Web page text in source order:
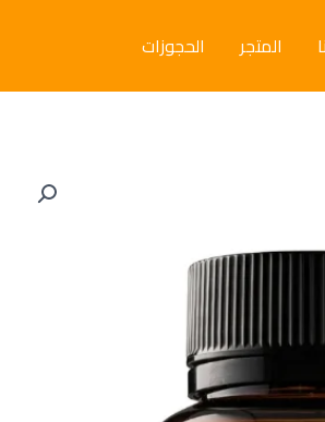
المتجر الحجوزات